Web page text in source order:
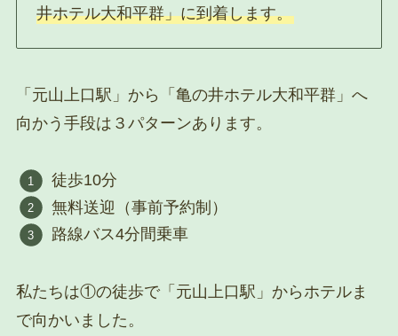
井ホテル大和平群」に到着します。
「元山上口駅」から「亀の井ホテル大和平群」へ
向かう手段は３パターンあります。
徒歩10分
無料送迎（事前予約制）
路線バス4分間乗車
私たちは①の徒歩で「元山上口駅」からホテルま
で向かいました。